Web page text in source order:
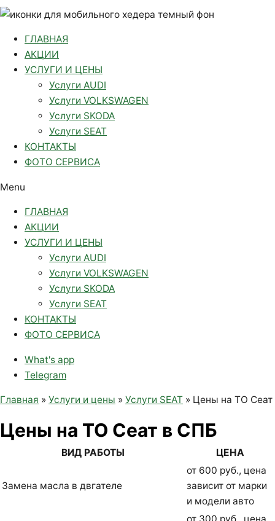
ГЛАВНАЯ
АКЦИИ
УСЛУГИ И ЦЕНЫ
Услуги AUDI
Услуги VOLKSWAGEN
Услуги SKODA
Услуги SEAT
КОНТАКТЫ
ФОТО СЕРВИСА
Menu
ГЛАВНАЯ
АКЦИИ
УСЛУГИ И ЦЕНЫ
Услуги AUDI
Услуги VOLKSWAGEN
Услуги SKODA
Услуги SEAT
КОНТАКТЫ
ФОТО СЕРВИСА
What's app
Telegram
Главная » Услуги и цены » Услуги SEAT » Цены на ТО Сеат
Цены на ТО Сеат в СПБ
ВИД РАБОТЫ ЦЕНА
Замена масла в двгателе
от 600 руб., цена
зависит от марки
и модели авто
от 300 руб., цена